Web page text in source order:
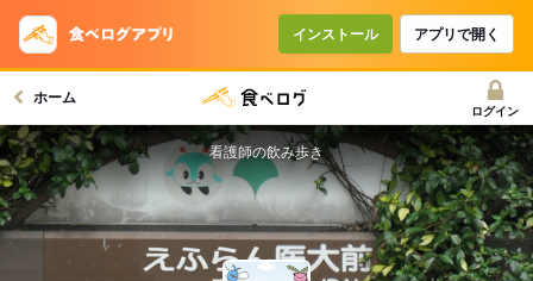
インストール アプリで開く
ホーム
ログイン
看護師の飲み歩き